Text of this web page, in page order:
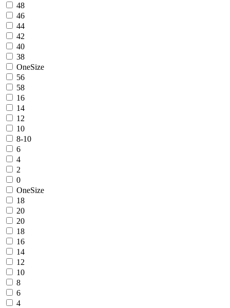
48
46
44
42
40
38
OneSize
56
58
16
14
12
10
8-10
6
4
2
0
OneSize
18
20
20
18
16
14
12
10
8
6
4